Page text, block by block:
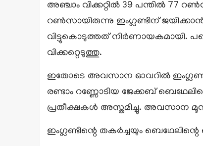
അഞ്ചാം വിക്കറ്റില്‍ 39 പന്തില്‍ 77
റണ്‍സായിരുന്നു ഇംഗ്ലണ്ടിന്
വിട്ടുകൊടുത്തത് നിർണായകമായി.
വിക്കറ്റെടുത്തു.
ഇതോടെ അവസാന ഓവറില്‍
രണ്ടാം റണ്ണോടിയ ജേക്കബ്
പ്രതീക്ഷകൾ അസ്തമിച്ചു. അവസാന
ഇംഗ്ലണ്ടിന്റെ തകർച്ചയും